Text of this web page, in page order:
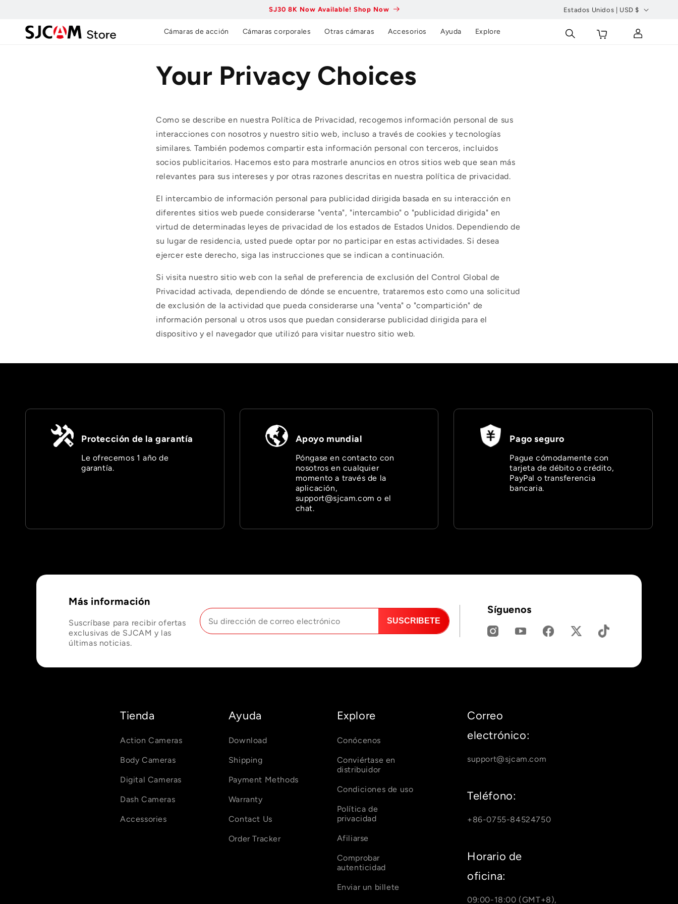
Ã
SJ30 8K Now Available! Shop Now Estados Unidos | USD $
Cámaras de acción Cámaras corporales Otras cámaras Accesorios Ayuda Explore Carrito Conectarse
Your Privacy Choices
Como se describe en nuestra Política de Privacidad, recogemos información personal de sus
interacciones con nosotros y nuestro sitio web, incluso a través de cookies y tecnologías
similares. También podemos compartir esta información personal con terceros, incluidos
socios publicitarios. Hacemos esto para mostrarle anuncios en otros sitios web que sean más
relevantes para sus intereses y por otras razones descritas en nuestra política de privacidad.
El intercambio de información personal para publicidad dirigida basada en su interacción en
diferentes sitios web puede considerarse "venta", "intercambio" o "publicidad dirigida" en
virtud de determinadas leyes de privacidad de los estados de Estados Unidos. Dependiendo de
su lugar de residencia, usted puede optar por no participar en estas actividades. Si desea
ejercer este derecho, siga las instrucciones que se indican a continuación.
Si visita nuestro sitio web con la señal de preferencia de exclusión del Control Global de
Privacidad activada, dependiendo de dónde se encuentre, trataremos esto como una solicitud
de exclusión de la actividad que pueda considerarse una "venta" o "compartición" de
información personal u otros usos que puedan considerarse publicidad dirigida para el
dispositivo y el navegador que utilizó para visitar nuestro sitio web.
Protección de la garantía
Le ofrecemos 1 año de
garantía.
Apoyo mundial
Póngase en contacto con
nosotros en cualquier
momento a través de la
aplicación,
support@sjcam.com o el
chat.
Pago seguro
Pague cómodamente con
tarjeta de débito o crédito,
PayPal o transferencia
bancaria.
Más información
Suscríbase para recibir ofertas
exclusivas de SJCAM y las
últimas noticias.
SUSCRIBETE
Síguenos
Tienda
Action Cameras
Body Cameras
Digital Cameras
Dash Cameras
Accessories
Ayuda
Download
Shipping
Payment Methods
Warranty
Contact Us
Order Tracker
Explore
Conócenos
Conviértase en
distribuidor
Condiciones de uso
Política de
privacidad
Afiliarse
Comprobar
autenticidad
Enviar un billete
Correo
electrónico:
support@sjcam.com
Teléfono:
+86-0755-84524750
Horario de
oficina:
09:00-18:00 (GMT+8),